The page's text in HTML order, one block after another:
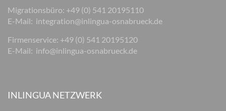
Migrationsbüro: +49 (0) 541 20195110
E-Mail: integration@inlingua-osnabrueck.de
Firmenservice: +49 (0) 541 20195120
E-Mail: info@inlingua-osnabrueck.de
INLINGUA NETZWERK